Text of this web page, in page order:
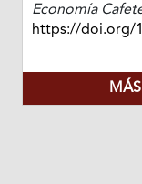
Economía
https://doi.org/